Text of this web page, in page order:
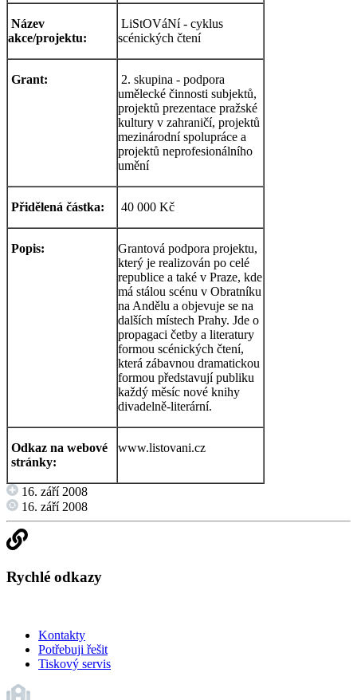
Název
akce/projektu:
LiStOVáNí - cyklus
scénických čtení
Grant:
2. skupina - podpora
umělecké činnosti subjektů,
projektů prezentace pražské
kultury v zahraničí, projektů
mezinárodní spolupráce a
projektů neprofesionálního
umění
Přidělená částka: 40 000 Kč
Popis:
Grantová podpora projektu,
který je realizován po celé
republice a také v Praze, kde
má stálou scénu v Obratníku
na Andělu a objevuje se na
dalších místech Prahy. Jde o
propagaci četby a literatury
formou scénických čtení,
která zábavnou dramatickou
formou představují publiku
každý měsíc nové knihy
divadelně-literární.
Odkaz na webové
stránky:
www.listovani.cz
16. září 2008
16. září 2008
Rychlé odkazy
Kontakty
Potřebuji řešit
Tiskový servis